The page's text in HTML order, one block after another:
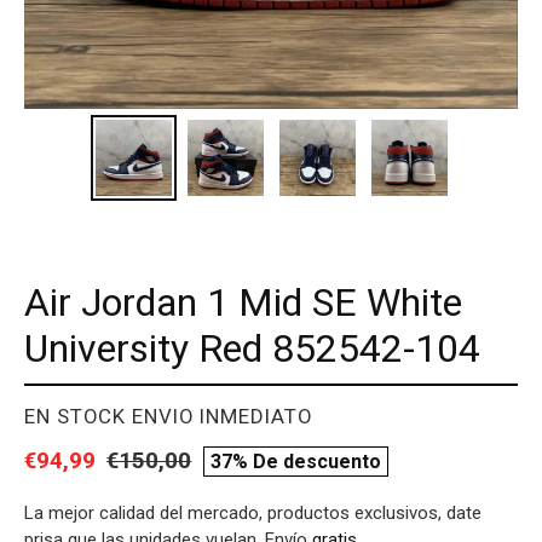
Air Jordan 1 Mid SE White
University Red 852542-104
PROVEEDOR
EN STOCK ENVIO INMEDIATO
Precio
venta
€94,99 Precio
€150,00
compare
37% De descuento
La mejor calidad del mercado, productos exclusivos, date